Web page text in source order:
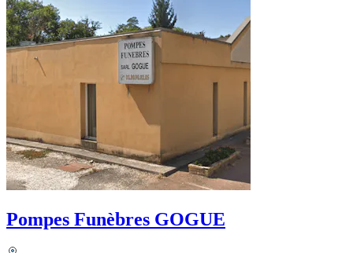
Pompes Funèbres GOGUE